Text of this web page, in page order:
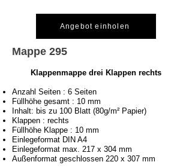
Angebot einholen
Mappe 295
Klappenmappe drei Klappen rechts
Anzahl Seiten : 6 Seiten
Füllhöhe gesamt : 10 mm
Inhalt: bis zu 100 Blatt (80g/m² Papier)
Klappen : rechts
Füllhöhe Klappe : 10 mm
Einlegeformat DIN A4
Einlegeformat max. 217 x 304 mm
Außenformat geschlossen 220 x 307 mm